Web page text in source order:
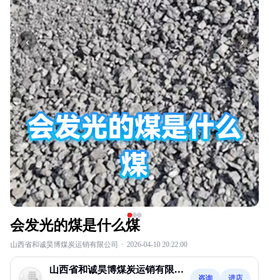
‹ ›
会发光的煤是什么煤
山西省和诚昊博煤炭运销有限公司 · 2026-04-10 20:22:00
山西省和诚昊博煤炭运销有限公
咨询 进店